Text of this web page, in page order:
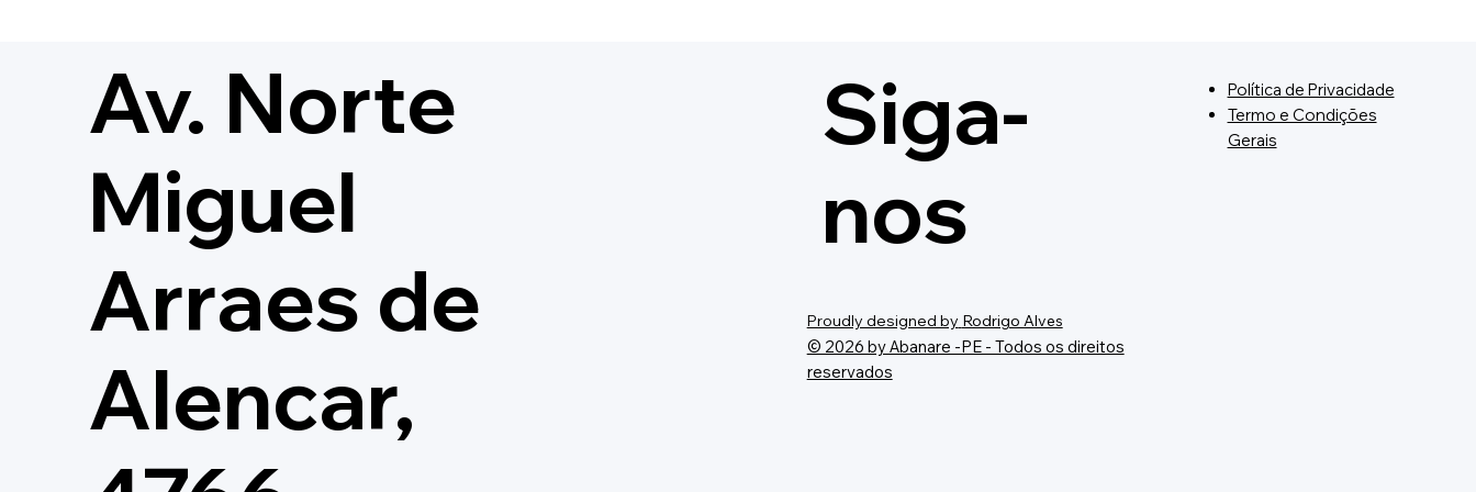
e Fanfarras
Av. Norte
Miguel
Arraes de
Alencar,
Siga-
nos
Proudly designed by Rodrigo Alves
© 2026 by Abanare -PE - Todos os direitos
reservados
Política de Privacidade
Termo e Condições
Gerais